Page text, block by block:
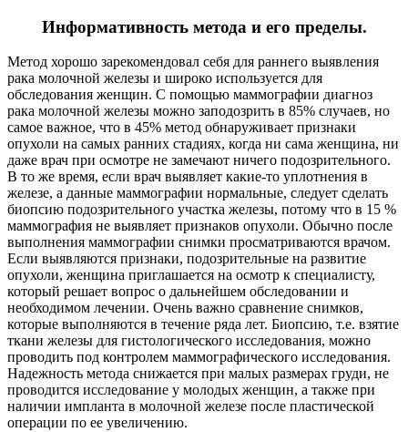
Информативность метода и его пределы.
Метод хорошо зарекомендовал себя для раннего выявления
рака молочной железы и широко используется для
обследования женщин. С помощью маммографии диагноз
рака молочной железы можно заподозрить в 85% случаев, но
самое важное, что в 45% метод обнаруживает признаки
опухоли на самых ранних стадиях, когда ни сама женщина, ни
даже врач при осмотре не замечают ничего подозрительного.
В то же время, если врач выявляет какие-то уплотнения в
железе, а данные маммографии нормальные, следует сделать
биопсию подозрительного участка железы, потому что в 15 %
маммография не выявляет признаков опухоли. Обычно после
выполнения маммографии снимки просматриваются врачом.
Если выявляются признаки, подозрительные на развитие
опухоли, женщина приглашается на осмотр к специалисту,
который решает вопрос о дальнейшем обследовании и
необходимом лечении. Очень важно сравнение снимков,
которые выполняются в течение ряда лет. Биопсию, т.е. взятие
ткани железы для гистологического исследования, можно
проводить под контролем маммографического исследования.
Надежность метода снижается при малых размерах груди, не
проводится исследование у молодых женщин, а также при
наличии импланта в молочной железе после пластической
операции по ее увеличению.